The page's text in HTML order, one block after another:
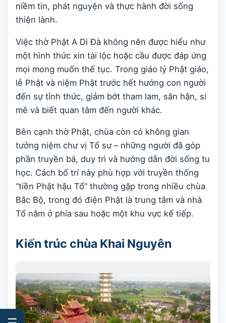
niềm tin, phát nguyện và thực hành đời sống
thiện lành.
Việc thờ Phật A Di Đà không nên được hiểu như
một hình thức xin tài lộc hoặc cầu được đáp ứng
mọi mong muốn thế tục. Trong giáo lý Phật giáo,
lễ Phật và niệm Phật trước hết hướng con người
đến sự tỉnh thức, giảm bớt tham lam, sân hận, si
mê và biết quan tâm đến người khác.
Bên cạnh thờ Phật, chùa còn có không gian
tưởng niệm chư vị Tổ sư – những người đã góp
phần truyền bá, duy trì và hướng dẫn đời sống tu
học. Cách bố trí này phù hợp với truyền thống
“tiền Phật hậu Tổ” thường gặp trong nhiều chùa
Bắc Bộ, trong đó điện Phật là trung tâm và nhà
Tổ nằm ở phía sau hoặc một khu vực kế tiếp.
Kiến trúc chùa Khai Nguyên